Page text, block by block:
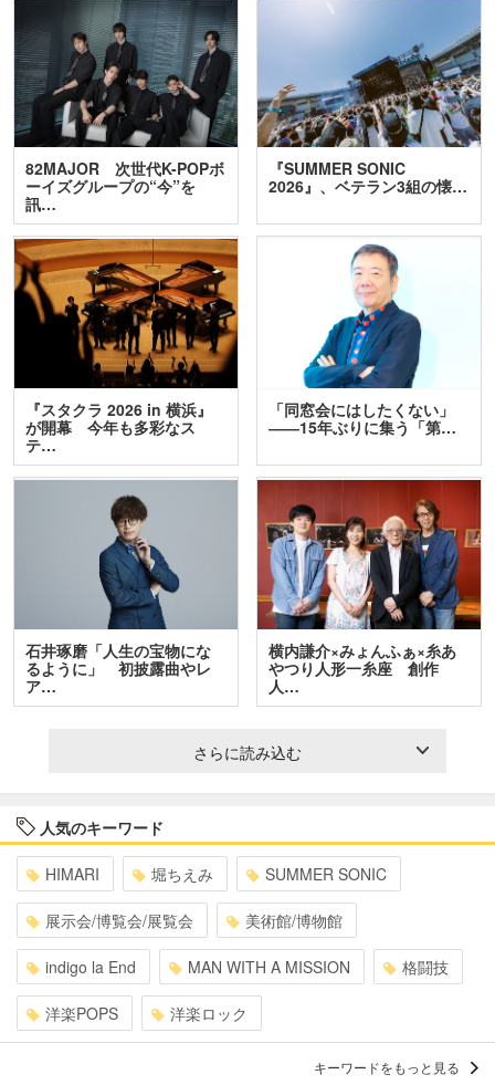
82MAJOR 次世代K-POPボ
ーイズグループの“今”を
訊…
『SUMMER SONIC
2026』、ベテラン3組の懐…
『スタクラ 2026 in 横浜』
が開幕 今年も多彩なス
テ…
「同窓会にはしたくない」
――15年ぶりに集う「第…
石井琢磨「人生の宝物にな
るように」 初披露曲やレ
ア…
横内謙介×みょんふぁ×糸あ
やつり人形一糸座 創作
人…
さらに読み込む
人気のキーワード
HIMARI 堀ちえみ SUMMER SONIC
展示会/博覧会/展覧会 美術館/博物館
indigo la End MAN WITH A MISSION 格闘技
洋楽POPS 洋楽ロック
キーワードをもっと見る